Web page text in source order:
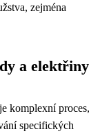
zejména
a elektřiny
komplexní proces,
specifických